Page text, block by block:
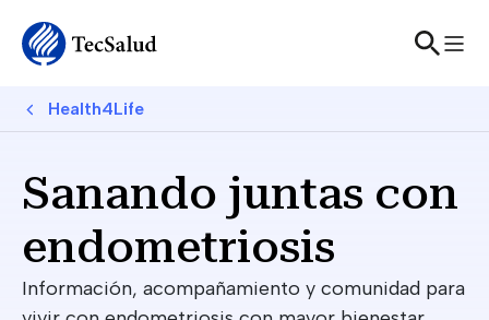
Breadcrumb
Health4Life
Sanando juntas con
endometriosis
Información, acompañamiento y comunidad para